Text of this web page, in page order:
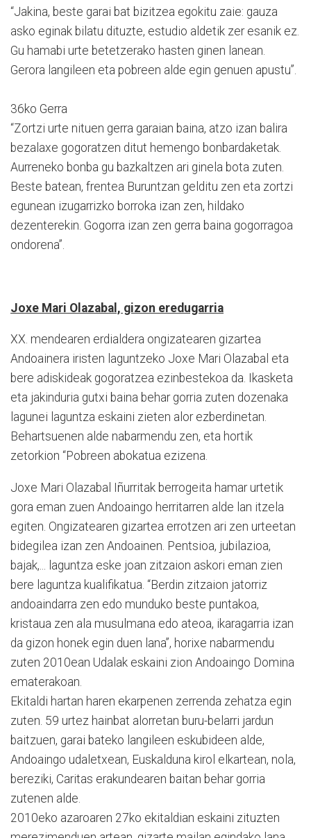
“Jakina, beste garai bat bizitzea egokitu zaie: gauza
asko eginak bilatu dituzte, estudio aldetik zer esanik ez.
Gu hamabi urte betetzerako hasten ginen lanean.
Gerora langileen eta pobreen alde egin genuen apustu”.
36ko Gerra
“Zortzi urte nituen gerra garaian baina, atzo izan balira
bezalaxe gogoratzen ditut hemengo bonbardaketak.
Aurreneko bonba gu bazkaltzen ari ginela bota zuten.
Beste batean, frentea Buruntzan gelditu zen eta zortzi
egunean izugarrizko borroka izan zen, hildako
dezenterekin. Gogorra izan zen gerra baina gogorragoa
ondorena”.
Joxe Mari Olazabal, gizon eredugarria
XX. mendearen erdialdera ongizatearen gizartea
Andoainera iristen laguntzeko Joxe Mari Olazabal eta
bere adiskideak gogoratzea ezinbestekoa da. Ikasketa
eta jakinduria gutxi baina behar gorria zuten dozenaka
lagunei laguntza eskaini zieten alor ezberdinetan.
Behartsuenen alde nabarmendu zen, eta hortik
zetorkion “Pobreen abokatua ezizena.
Joxe Mari Olazabal Iñurritak berrogeita hamar urtetik
gora eman zuen Andoaingo herritarren alde lan itzela
egiten. Ongizatearen gizartea errotzen ari zen urteetan
bidegilea izan zen Andoainen. Pentsioa, jubilazioa,
bajak,... laguntza eske joan zitzaion askori eman zien
bere laguntza kualifikatua. “Berdin zitzaion jatorriz
andoaindarra zen edo munduko beste puntakoa,
kristaua zen ala musulmana edo ateoa, ikaragarria izan
da gizon honek egin duen lana”, horixe nabarmendu
zuten 2010ean Udalak eskaini zion Andoaingo Domina
ematerakoan.
Ekitaldi hartan haren ekarpenen zerrenda zehatza egin
zuten. 59 urtez hainbat alorretan buru-belarri jardun
baitzuen, garai bateko langileen eskubideen alde,
Andoaingo udaletxean, Euskalduna kirol elkartean, nola,
bereziki, Caritas erakundearen baitan behar gorria
zutenen alde.
2010eko azaroaren 27ko ekitaldian eskaini zituzten